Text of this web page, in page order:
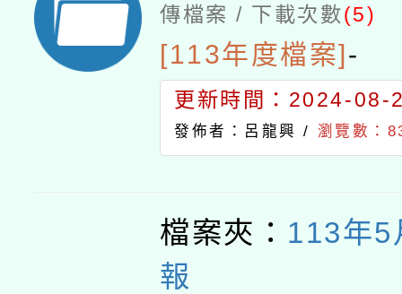
傳檔案 / 下載次數(5)
[113年度檔案]-
更新時間：2024-08-
發佈者：呂龍興 / 瀏覽數：
檔案夾： 113年5
報